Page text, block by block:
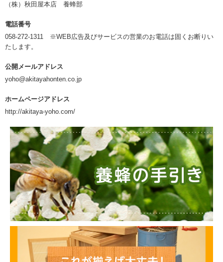
（株）秋田屋本店 養蜂部
電話番号
058-272-1311 ※WEB広告及びサービスの営業のお電話は固くお断りい
たします。
公開メールアドレス
yoho@akitayahonten.co.jp
ホームページアドレス
http://akitaya-yoho.com/